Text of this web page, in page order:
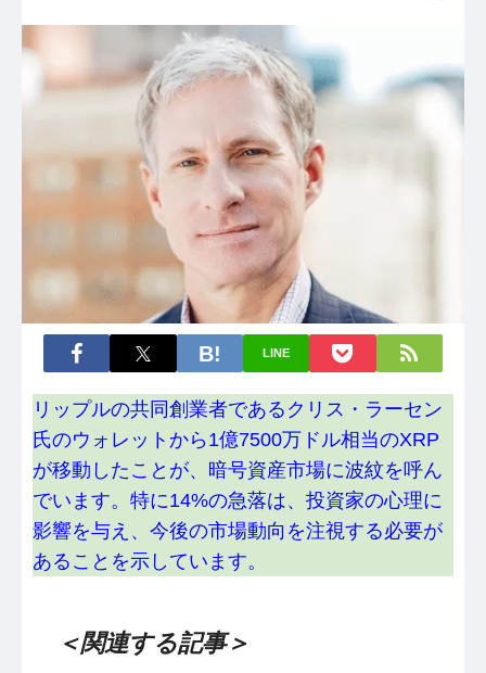
LINE
リップルの共同創業者であるクリス・ラーセン
氏のウォレットから1億7500万ドル相当のXRP
が移動したことが、暗号資産市場に波紋を呼ん
でいます。特に14%の急落は、投資家の心理に
影響を与え、今後の市場動向を注視する必要が
あることを示しています。
＜関連する記事＞